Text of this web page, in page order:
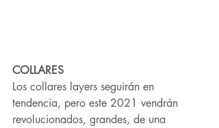
COLLARES
Los collares layers seguirán en
tendencia, pero este 2021 vendrán
revolucionados, grandes, de una